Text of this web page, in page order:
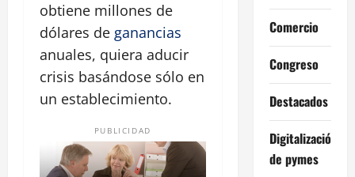
obtiene millones de
dólares de ganancias
anuales, quiera aducir
crisis basándose sólo en
un establecimiento.
PUBLICIDAD
Comercio
Congreso
Destacados
Digitalización
de pymes